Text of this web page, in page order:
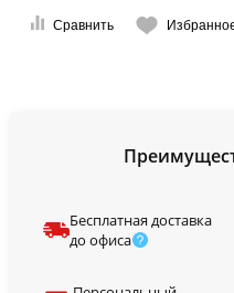
Сравнить
Бесплатная доставка
до офиса